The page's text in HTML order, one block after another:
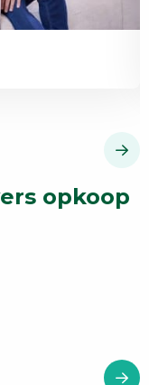
opkoop